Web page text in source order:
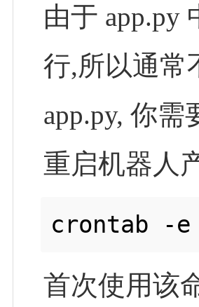
由于 app.py
行,所以通常
app.py, 你
重启机器人
crontab -e
首次使用该